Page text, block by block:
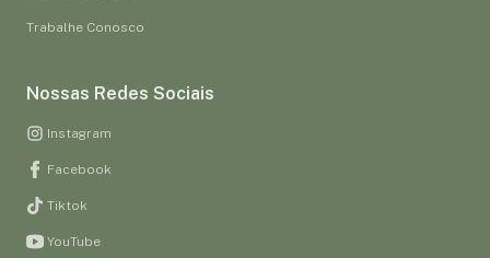
Trabalhe Conosco
Nossas Redes Sociais
Instagram
Facebook
Tiktok
YouTube